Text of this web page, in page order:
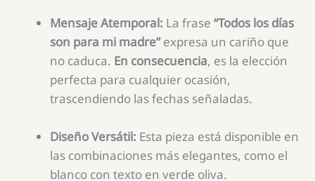
Mensaje Atemporal: La frase “Todos los días
son para mi madre”expresa un cariño que
no caduca. En consecuencia, es la elección
perfecta para cualquier ocasión,
trascendiendo las fechas señaladas.
Diseño Versátil: Esta pieza está disponible en
las combinaciones más elegantes, como el
blanco con texto en verde oliva.